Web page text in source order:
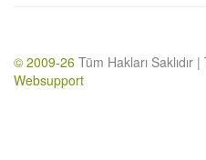
© 2009-26 Tüm Hakları Saklıdır |
Websupport